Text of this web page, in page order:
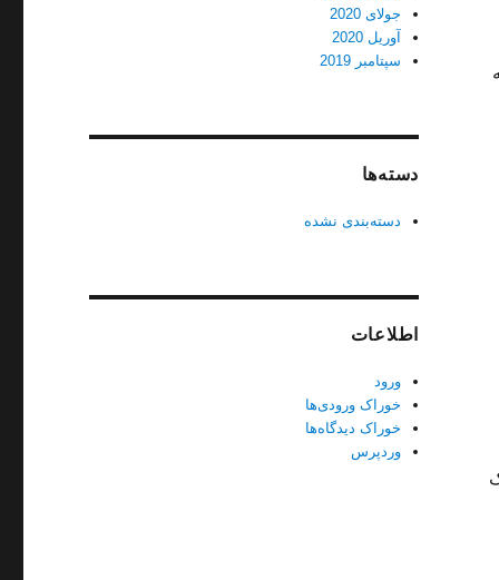
جولای 2020
آوریل 2020
سپتامبر 2019
دسته‌ها
دسته‌بندی نشده
اطلاعات
ورود
خوراک ورودی‌ها
خوراک دیدگاه‌ها
وردپرس